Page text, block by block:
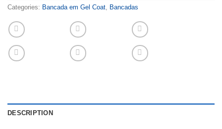
Categories: Bancada em Gel Coat, Bancadas
DESCRIPTION